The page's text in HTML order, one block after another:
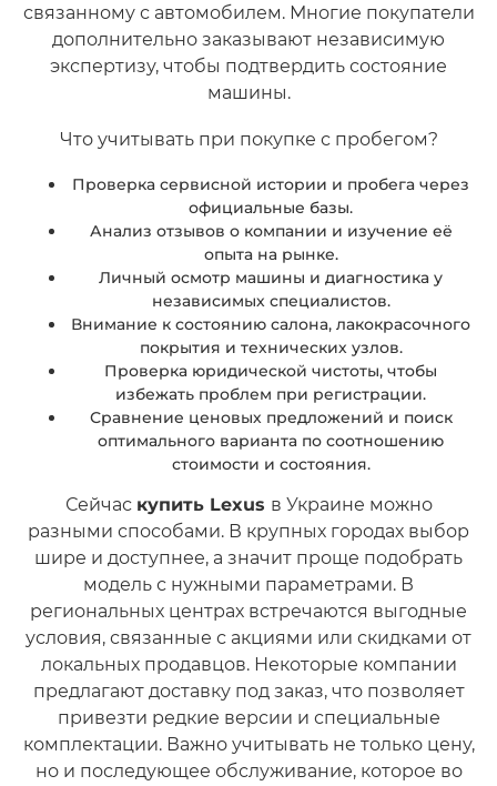
связанному с автомобилем. Многие покупатели
дополнительно заказывают независимую
экспертизу, чтобы подтвердить состояние
машины.
Что учитывать при покупке с пробегом?
Проверка сервисной истории и пробега через
официальные базы.
Анализ отзывов о компании и изучение её
опыта на рынке.
Личный осмотр машины и диагностика у
независимых специалистов.
Внимание к состоянию салона, лакокрасочного
покрытия и технических узлов.
Проверка юридической чистоты, чтобы
избежать проблем при регистрации.
Сравнение ценовых предложений и поиск
оптимального варианта по соотношению
стоимости и состояния.
Сейчас купить Lexus в Украине можно
разными способами. В крупных городах выбор
шире и доступнее, а значит проще подобрать
модель с нужными параметрами. В
региональных центрах встречаются выгодные
условия, связанные с акциями или скидками от
локальных продавцов. Некоторые компании
предлагают доставку под заказ, что позволяет
привезти редкие версии и специальные
комплектации. Важно учитывать не только цену,
но и последующее обслуживание, которое во